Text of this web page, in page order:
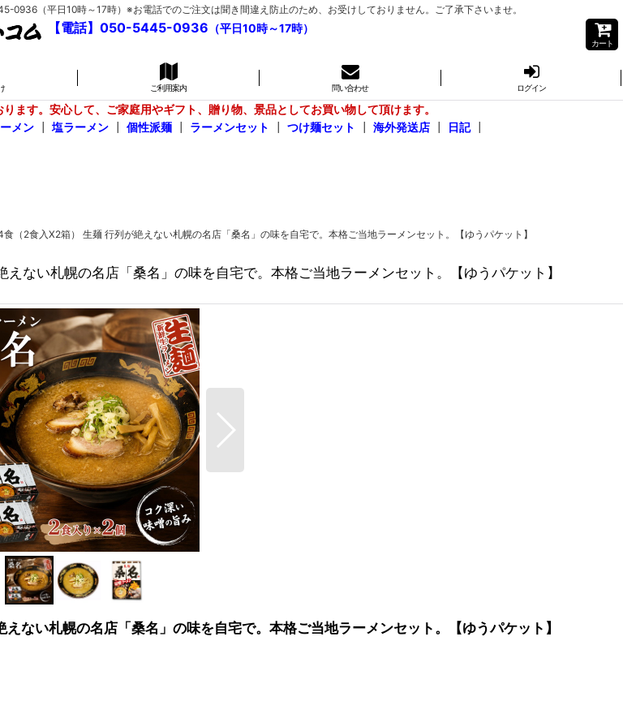
（平日10時～17時）※お電話でのご注文は聞き間違え防止のため、お受けしておりません。ご了承下さいませ。
【電話】050-5445-0936 （平日10時～17時）
カート
ご利用案内 問い合わせ ログイン
ます。安心して、ご家庭用やギフト、贈り物、景品としてお買い物して頂けます。
メン 塩ラーメン 個性派麺 ラーメンセット つけ麺セット 海外発送店 日記┃
（2食入X2箱） 生麺 行列が絶えない札幌の名店「桑名」の味を自宅で。本格ご当地ラーメンセット。【ゆうパケット】
い札幌の名店「桑名」の味を自宅で。本格ご当地ラーメンセット。【ゆうパケット】
い札幌の名店「桑名」の味を自宅で。本格ご当地ラーメンセット。【ゆうパケット】